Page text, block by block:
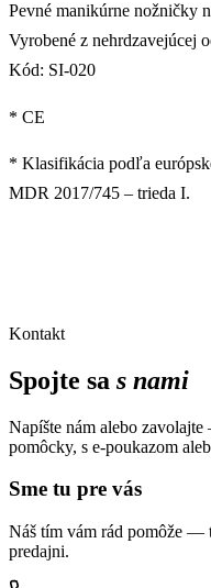
Pevné manikúrne nožničky
Vyrobené z nehrdzavejúcej
Kód: SI-020
* CE
* Klasifikácia podľa
MDR 2017/745 – trieda I.
Kontakt
Spojte sa s nami
Napíšte nám alebo
pomôcky, s e-poukazom
Sme tu pre vás
Náš tím vám rád pomôže —
predajni.